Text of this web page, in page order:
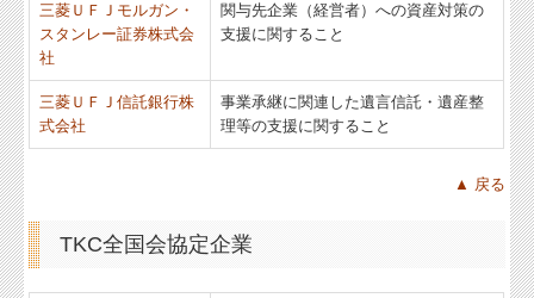
三菱ＵＦＪモルガン・
スタンレー証券株式会
社
関与先企業（経営者）への資産対策の
支援に関すること
三菱ＵＦＪ信託銀行株
式会社
事業承継に関連した遺言信託・遺産整
理等の支援に関すること
▲ 戻る
TKC全国会協定企業